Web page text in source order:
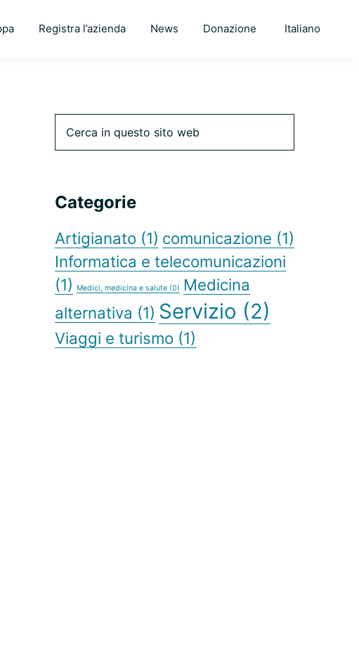
Registra l’azienda News Donazione Italiano
Barra
primaria
Categorie
Artigianato (1) comunicazione (1)
Informatica e telecomunicazioni
(1)
Medici, medicina e salute (0)
Medicina
alternativa (1) Servizio (2)
Viaggi e turismo (1)